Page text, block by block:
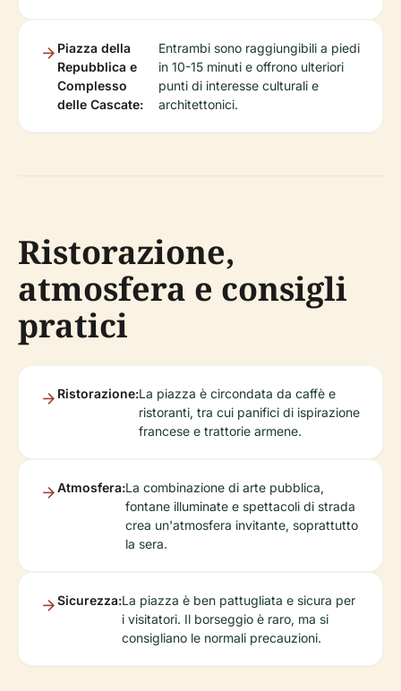
Piazza della
Repubblica e
Complesso
delle Cascate:
Entrambi sono raggiungibili a piedi
in 10-15 minuti e offrono ulteriori
punti di interesse culturali e
architettonici.
Ristorazione,
atmosfera e consigli
pratici
Ristorazione:La piazza è circondata da caffè e
ristoranti, tra cui panifici di ispirazione
francese e trattorie armene.
Atmosfera:La combinazione di arte pubblica,
fontane illuminate e spettacoli di strada
crea un'atmosfera invitante, soprattutto
la sera.
Sicurezza:La piazza è ben pattugliata e sicura per
i visitatori. Il borseggio è raro, ma si
consigliano le normali precauzioni.